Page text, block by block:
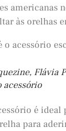
americanas
às orelhas
Flávia
acessório
é ideal
para